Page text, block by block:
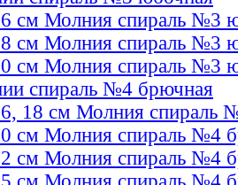
см Молния спираль №3
см Молния спираль №3
см Молния спираль №3
спираль №4 брючная
18 см Молния спираль
см Молния спираль №4
см Молния спираль №4